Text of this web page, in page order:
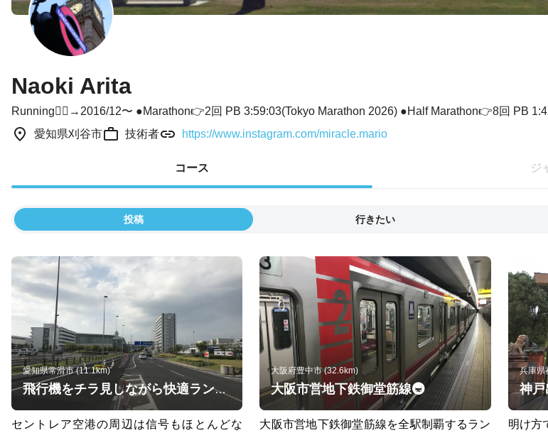
Naoki Arita
Running🏃‍♂️→2016/12〜 ●Marathon👉2回 PB 3:59:03(Tokyo Marathon 2026) ●Half Marathon👉8回 PB
愛知県刈谷市
技術者 https://www.instagram.com/miracle.mario
コース ジ
投稿 行きたい
愛知県常滑市 (11.1km)
飛行機をチラ見しながら快適ランニング🏃‍♂️
セントレア空港の周辺は信号もほとんどな
大阪府豊中市 (32.6km)
大阪市営地下鉄御堂筋線🚇
大阪市営地下鉄御堂筋線を全駅制覇するラン
兵庫県
神戸
明け方